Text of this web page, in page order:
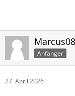
Anfänger
27. April 2026